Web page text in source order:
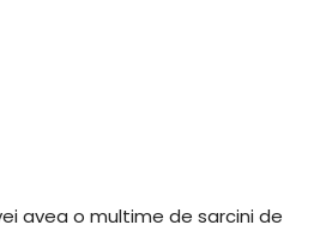
avea o multime de sarcini de